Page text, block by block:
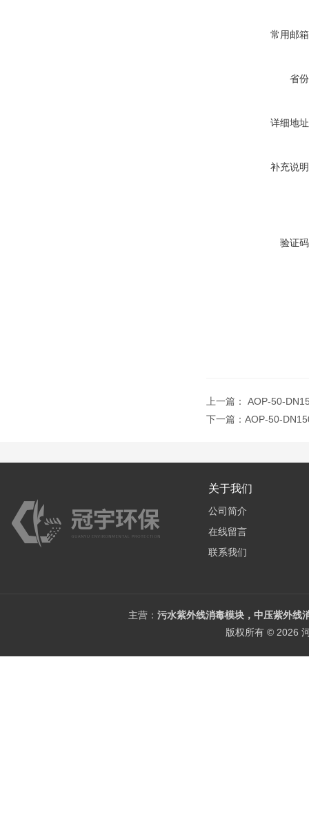
常用邮
省
详细地
补充说
验证
上一篇： AOP-50-
下一篇： AOP-50-
关于我们
公司简介
在线留言
联系我们
主营： 污水紫外线消毒模块，中压紫外线
版权所有 © 2026